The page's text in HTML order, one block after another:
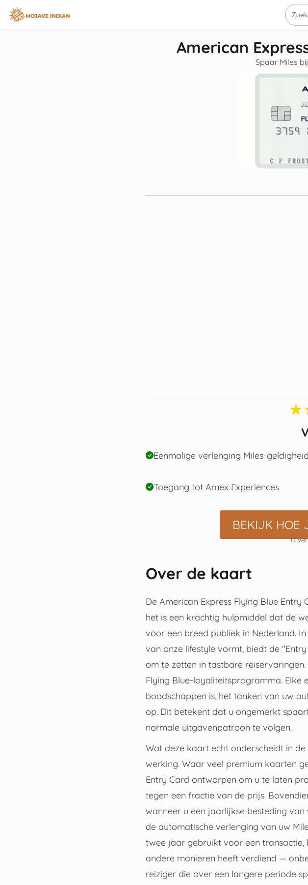
inhoud
naar:
American
Spaar Miles
Eenmalige verlenging Miles-geldigheid
Toegang tot Amex Experiences
BEKIJK HOE
U
Over de kaart
De American Express Flying Blue
het is een krachtig hulpmiddel dat de
voor een breed publiek in Nederland.
van onze lifestyle vormt, biedt de
om te zetten in tastbare
Flying Blue-loyaliteitsprogramma.
boodschappen is, het tanken van uw
op. Dit betekent dat u ongemerkt
normale uitgavenpatroon te volgen.
Wat deze kaart echt onderscheidt in
werking. Waar veel premium kaarten
Entry Card ontworpen om u te laten
tegen een fractie van de prijs.
wanneer u een jaarlijkse besteding
de automatische verlenging van uw
twee jaar gebruikt voor een
andere manieren heeft verdiend —
reiziger die over een langere periode